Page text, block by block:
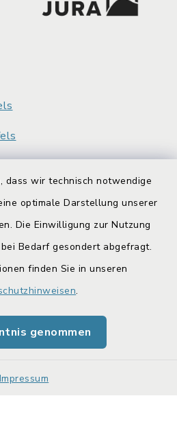
dass wir technisch notwendige
optimale Darstellung unserer
Die Einwilligung zur Nutzung
Bedarf gesondert abgefragt.
finden Sie in unseren
.
genommen
Impressum